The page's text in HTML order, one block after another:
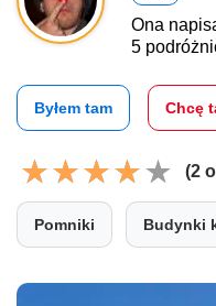
Ona
5
Byłem tam Chcę
(2
Pomniki Budynki